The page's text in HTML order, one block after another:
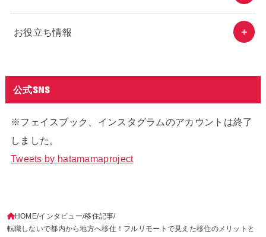
お役立ち情報
公式SNS
※フェイスブック、インスタグラムのアカウントは終了
しました。
Tweets by hatamamaproject
HOME インタビュー 移住記事
転職しないで都内から地方へ移住！フルリモートで見えた移住のメリットと